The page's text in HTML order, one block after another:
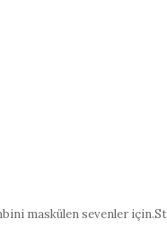
maskülen sevenler